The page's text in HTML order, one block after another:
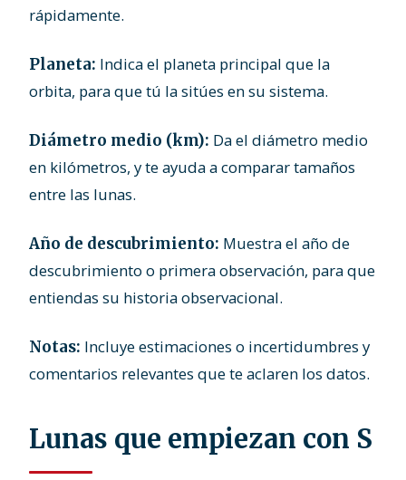
rápidamente.
Planeta: Indica el planeta principal que la
orbita, para que tú la sitúes en su sistema.
Diámetro medio (km): Da el diámetro medio
en kilómetros, y te ayuda a comparar tamaños
entre las lunas.
Año de descubrimiento: Muestra el año de
descubrimiento o primera observación, para que
entiendas su historia observacional.
Notas: Incluye estimaciones o incertidumbres y
comentarios relevantes que te aclaren los datos.
Lunas que empiezan con S